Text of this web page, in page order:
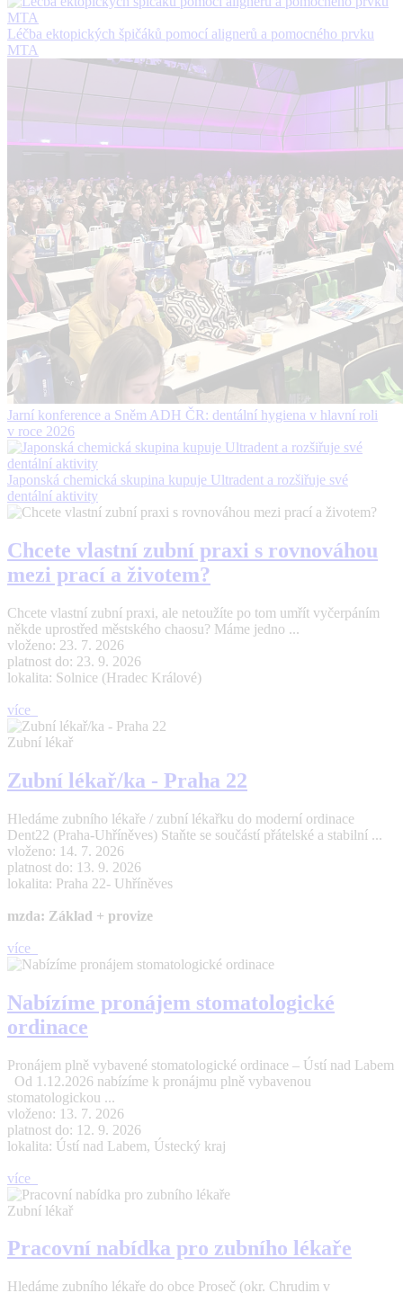
Léčba ektopických špičáků pomocí alignerů a pomocného prvku
MTA
Jarní konference a Sněm ADH ČR: dentální hygiena v hlavní roli
v roce 2026
Japonská chemická skupina kupuje Ultradent a rozšiřuje své
dentální aktivity
Chcete vlastní zubní praxi s rovnováhou
mezi prací a životem?
Chcete vlastní zubní praxi, ale netoužíte po tom umřít vyčerpáním
někde uprostřed městského chaosu? Máme jedno ...
vloženo: 23. 7. 2026
platnost do: 23. 9. 2026
lokalita: Solnice (Hradec Králové)
více
Zubní lékař
Zubní lékař/ka - Praha 22
Hledáme zubního lékaře / zubní lékařku do moderní ordinace
Dent22 (Praha-Uhříněves) Staňte se součástí přátelské a stabilní ...
vloženo: 14. 7. 2026
platnost do: 13. 9. 2026
lokalita: Praha 22- Uhříněves
mzda: Základ + provize
více
Nabízíme pronájem stomatologické
ordinace
Pronájem plně vybavené stomatologické ordinace – Ústí nad Labem
Od 1.12.2026 nabízíme k pronájmu plně vybavenou
stomatologickou ...
vloženo: 13. 7. 2026
platnost do: 12. 9. 2026
lokalita: Ústí nad Labem, Ústecký kraj
více
Zubní lékař
Pracovní nabídka pro zubního lékaře
Hledáme zubního lékaře do obce Proseč (okr. Chrudim v